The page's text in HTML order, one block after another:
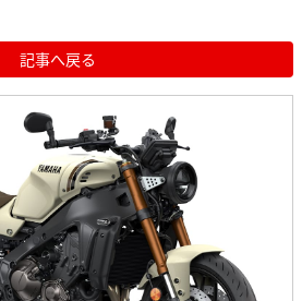
記事へ戻る